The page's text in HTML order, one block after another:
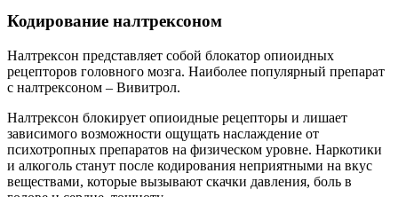
Кодирование налтрексоном
Налтрексон представляет собой блокатор опиоидных
рецепторов головного мозга. Наиболее популярный препарат
с налтрексоном – Вивитрол.
Налтрексон блокирует опиоидные рецепторы и лишает
зависимого возможности ощущать наслаждение от
психотропных препаратов на физическом уровне. Наркотики
и алкоголь станут после кодирования неприятными на вкус
веществами, которые вызывают скачки давления, боль в